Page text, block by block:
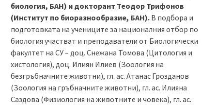
биология, БАН) и докторант Теодор Трифонов
(Институт по биоразнообразие, БАН). В подбора и
подготовката на учениците за националния отбор по
биология участват и преподаватели от Биологически
факултет на СУ – доц. Снежана Томова (Цитология и
хистология), доц. Илиян Илиев (Зоология на
безгръбначните животни), гл. ас. Атанас Грозданов
(Зоология на гръбначните животни), гл. ас. Илияна
Саздова (Физиология на животните и човека), гл. ас.